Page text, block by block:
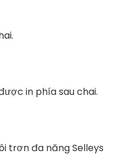
in phía sau chai.
trơn đa năng Selleys